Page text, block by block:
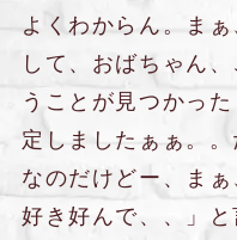
よくわからん。ま
して、おばちゃん
うことが見つかっ
定しましたぁぁ。
なのだけどー、ま
好き好んで、、」